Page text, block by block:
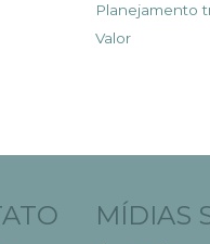
Planejamento
Valor
MÍDIAS